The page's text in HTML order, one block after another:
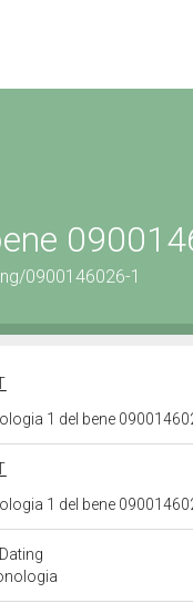
0900146026-1
1 del bene
1 del bene